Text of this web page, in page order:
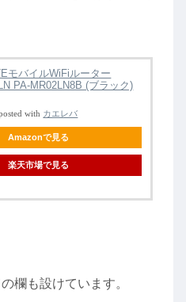
モバイルWiFiルーター
PA-MR02LN8B (ブラック)
with カエレバ
Amazonで見る
楽天市場で見る
欄も設けています。